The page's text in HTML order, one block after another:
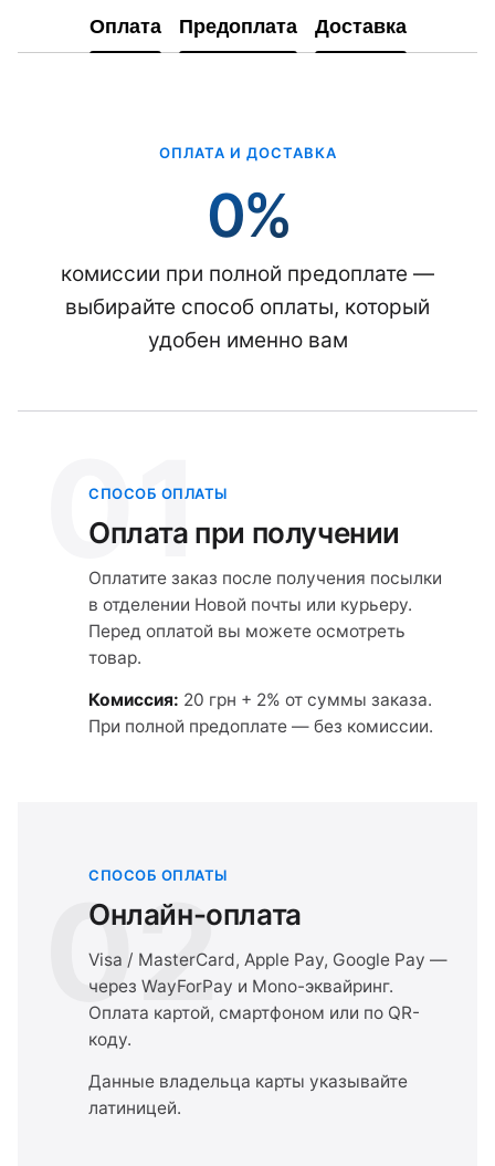
Оплата Предоплата Доставка
ОПЛАТА И ДОСТАВКА
0%
комиссии при полной предоплате —
выбирайте способ оплаты, который
удобен именно вам
01
СПОСОБ ОПЛАТЫ
Оплата при получении
Оплатите заказ после получения посылки
в отделении Новой почты или курьеру.
Перед оплатой вы можете осмотреть
товар.
Комиссия: 20 грн + 2% от суммы заказа.
При полной предоплате — без комиссии.
02
СПОСОБ ОПЛАТЫ
Онлайн-оплата
Visa / MasterCard, Apple Pay, Google Pay —
через WayForPay и Mono-эквайринг.
Оплата картой, смартфоном или по QR-
коду.
Данные владельца карты указывайте
латиницей.